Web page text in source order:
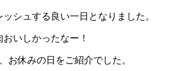
シュする良い一日となりました。
おいしかったなー！
お休みの日をご紹介でした。